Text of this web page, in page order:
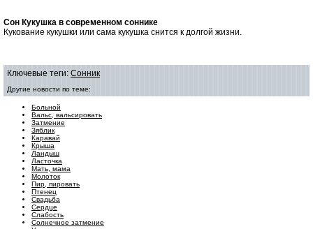
Сон Кукушка в современном соннике
Кукование кукушки или сама кукушка снится к долгой жизни.
Ключевые теги: Сонник
Другие новости по теме:
Больной
Вальс, вальсировать
Затмение
Зяблик
Каравай
Крыша
Ландыш
Ласточка
Мать, мама
Молоток
Пир, пировать
Птенец
Свадьба
Сердце
Слабость
Солнечное затмение